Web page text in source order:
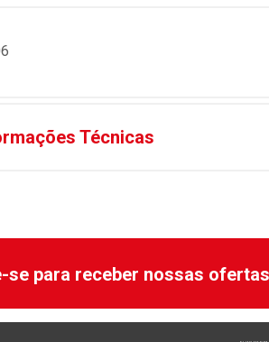
Técnicas
se para receber nossas